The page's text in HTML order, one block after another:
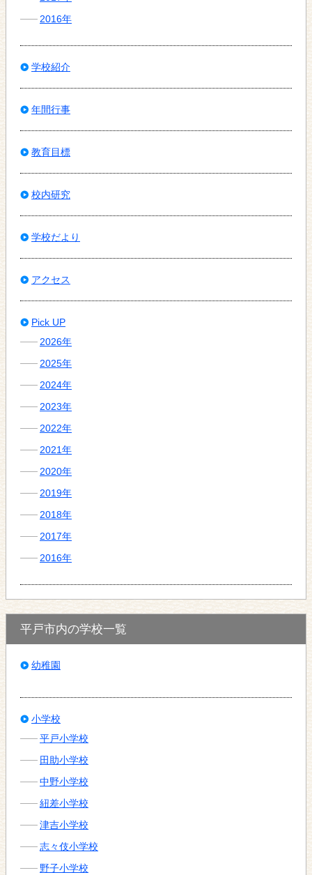
2016年
学校紹介
年間行事
教育目標
校内研究
学校だより
アクセス
Pick UP
2026年
2025年
2024年
2023年
2022年
2021年
2020年
2019年
2018年
2017年
2016年
平戸市内の学校一覧
幼稚園
小学校
平戸小学校
田助小学校
中野小学校
紐差小学校
津吉小学校
志々伎小学校
野子小学校